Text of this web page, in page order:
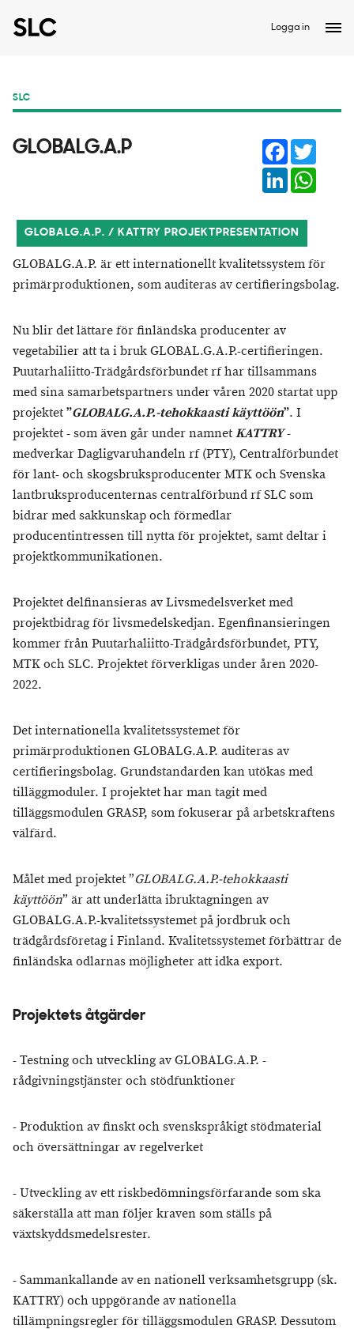
Logga in
SLC
GLOBALG.A.P Facebook
LinkedIn
GLOBALG.A.P. / KATTRY PROJEKTPRESENTATION
GLOBALG.A.P. är ett internationellt kvalitetssystem för
primärproduktionen, som auditeras av certifieringsbolag.
Nu blir det lättare för finländska producenter av
vegetabilier att ta i bruk GLOBAL.G.A.P.-certifieringen.
Puutarhaliitto-Trädgårdsförbundet rf har tillsammans
med sina samarbetspartners under våren 2020 startat upp
projektet”GLOBALG.A.P.-tehokkaasti käyttöön”. I
projektet - som även går under namnetKATTRY-
medverkar Dagligvaruhandeln rf (PTY), Centralförbundet
för lant- och skogsbruksproducenter MTK och Svenska
lantbruksproducenternas centralförbund rf SLC som
bidrar med sakkunskap och förmedlar
producentintressen till nytta för projektet, samt deltar i
projektkommunikationen.
Projektet delfinansieras av Livsmedelsverket med
projektbidrag för livsmedelskedjan. Egenfinansieringen
kommer från Puutarhaliitto-Trädgårdsförbundet, PTY,
MTK och SLC. Projektet förverkligas under åren 2020-
2022.
Det internationella kvalitetssystemet för
primärproduktionen GLOBALG.A.P. auditeras av
certifieringsbolag. Grundstandarden kan utökas med
tilläggmoduler. I projektet har man tagit med
tilläggsmodulen GRASP, som fokuserar på arbetskraftens
välfärd.
Målet med projektet ”GLOBALG.A.P.-tehokkaasti
käyttöön” är att underlätta ibruktagningen av
GLOBALG.A.P.-kvalitetssystemet på jordbruk och
trädgårdsföretag i Finland. Kvalitetssystemet förbättrar de
finländska odlarnas möjligheter att idka export.
Projektets åtgärder
- Testning och utveckling av GLOBALG.A.P. -
rådgivningstjänster och stödfunktioner
- Produktion av finskt och svenskspråkigt stödmaterial
och översättningar av regelverket
- Utveckling av ett riskbedömningsförfarande som ska
säkerställa att man följer kraven som ställs på
växtskyddsmedelsrester.
- Sammankallande av en nationell verksamhetsgrupp (sk.
KATTRY) och uppgörande av nationella
tillämpningsregler för tilläggsmodulen GRASP. Dessutom